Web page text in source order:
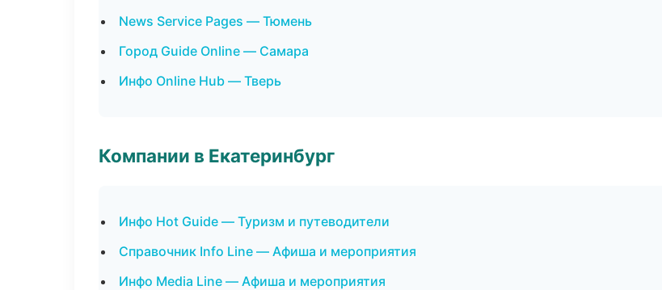
News Service Pages — Тюмень
Город Guide Online — Самара
Инфо Online Hub — Тверь
Компании в Екатеринбург
Инфо Hot Guide — Туризм и путеводители
Справочник Info Line — Афиша и мероприятия
Инфо Media Line — Афиша и мероприятия